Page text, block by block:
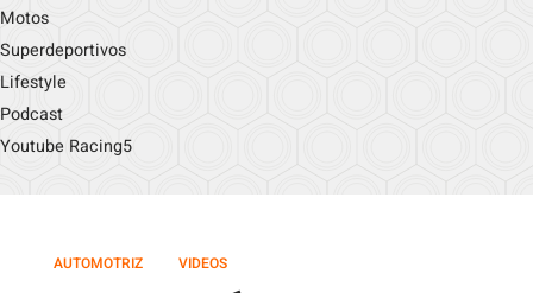
Motos
Superdeportivos
Lifestyle
Podcast
Youtube Racing5
AUTOMOTRIZ VIDEOS